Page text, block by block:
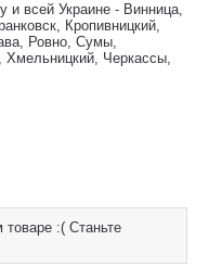
и всей Украине - Винница,
Кропивницкий,
Ровно, Сумы,
Хмельницкий, Черкассы,
товаре :( Станьте